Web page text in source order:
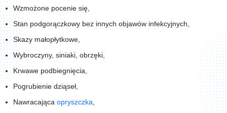
Wzmożone pocenie się,
Stan podgorączkowy bez innych objawów infekcyjnych,
Skazy małopłytkowe,
Wybroczyny, siniaki, obrzęki,
Krwawe podbiegnięcia,
Pogrubienie dziąseł,
Nawracająca opryszczka